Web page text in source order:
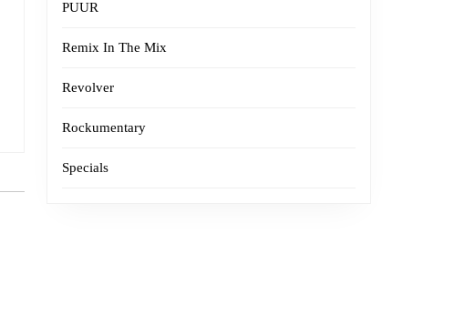
PUUR
Remix In The Mix
Revolver
Rockumentary
Specials